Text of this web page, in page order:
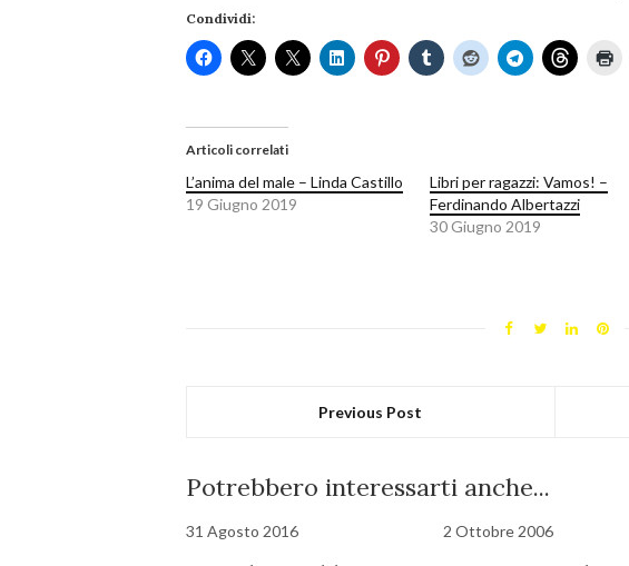
Condividi:
Articoli correlati
L’anima del male – Linda Castillo
19 Giugno 2019
Libri per ragazzi: Vamos! –
Ferdinando Albertazzi
30 Giugno 2019
Previous Post
Potrebbero interessarti anche...
31 Agosto 2016 2 Ottobre 2006